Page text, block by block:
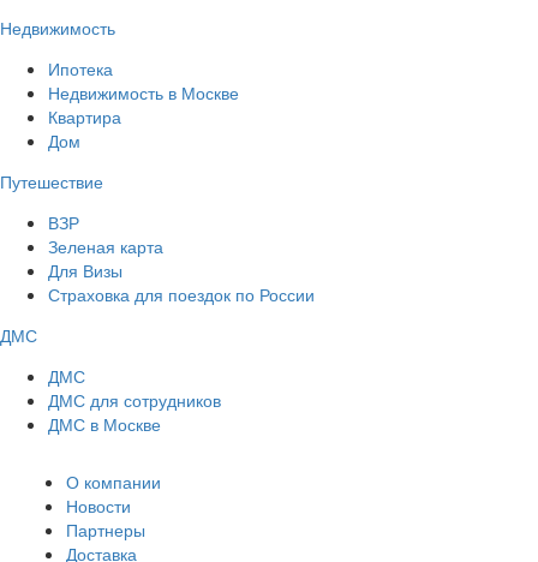
Недвижимость
Ипотека
Недвижимость в Москве
Квартира
Дом
Путешествие
ВЗР
Зеленая карта
Для Визы
Страховка для поездок по России
ДМС
ДМС
ДМС для сотрудников
ДМС в Москве
О компании
Новости
Партнеры
Доставка